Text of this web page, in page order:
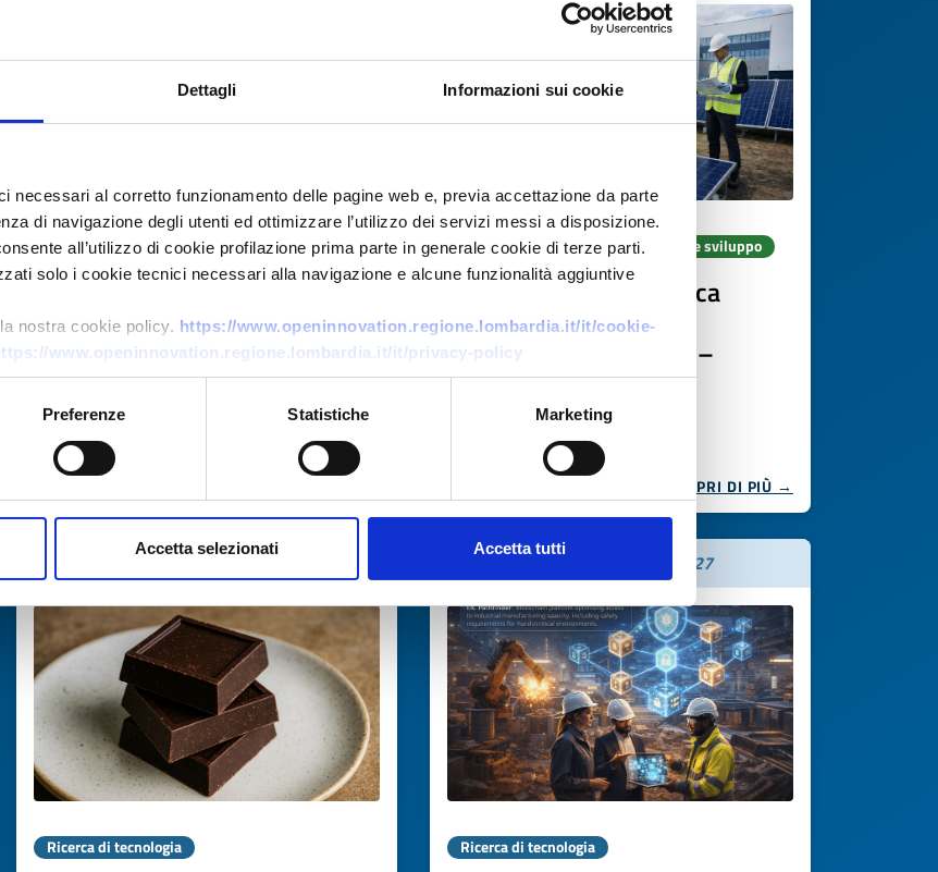
Dettagli Informazioni sui cookie
necessari al corretto funzionamento delle pagine web e, previa accettazione da parte
di navigazione degli utenti ed ottimizzare l’utilizzo dei servizi messi a disposizione.
all’utilizzo di cookie profilazione prima parte in generale cookie di terze parti.
solo i cookie tecnici necessari alla navigazione e alcune funzionalità aggiuntive
nostra cookie policy. https://www.openinnovation.regione.lombardia.it/it/cookie-
www.openinnovation.regione.lombardia.it/it/privacy-policy
Preferenze Statistiche Marketing
Accetta selezionati Accetta tutti
Collaborazione a progetto di ricerca e sviluppo
PMI cipriota di digital health
cerca partner R&S per IA,
interoperabilità EHR e dati
sanitari
ID EEN: RDRCY20260416006
Collaborazione a progetto di ricerca e sviluppo
Università tedesca cerca
partner per materiali
sostenibili nell'edilizia –
Horizon Europe CL6
ID EEN: RDRDE20260408023
SCOPRI DI PIÙ →
Scade il07 maggio 2027
Ricerca di tecnologia
Scade il 07 maggio 2027
Ricerca di tecnologia